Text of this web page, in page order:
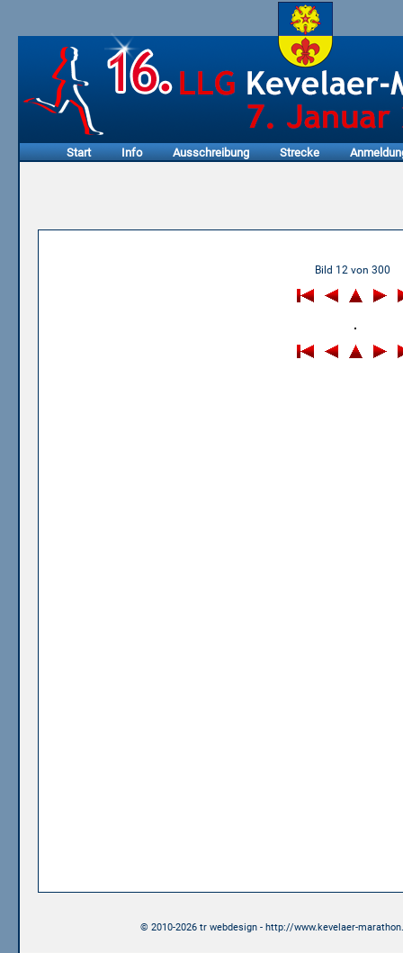
Start Info Ausschreibung Strecke
Bild 12 von 300
© 2010-2026 tr webdesign - http://www.kevelaer-